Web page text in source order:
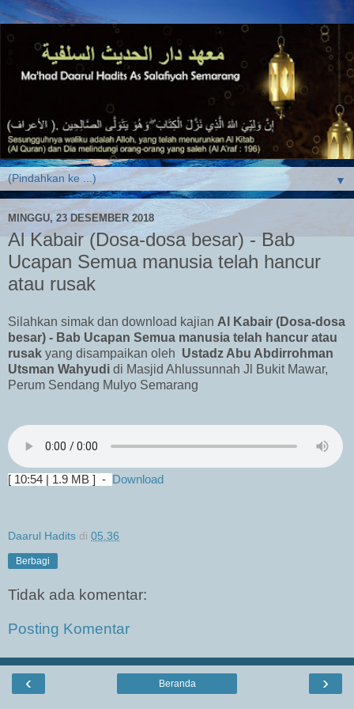
▼
MINGGU, 23 DESEMBER 2018
Al Kabair (Dosa-dosa besar) - Bab
Ucapan Semua manusia telah hancur
atau rusak
Silahkan simak dan download kajian Al Kabair (Dosa-dosa
besar) - Bab Ucapan Semua manusia telah hancur atau
rusak yang disampaikan oleh Ustadz Abu Abdirrohman
Utsman Wahyudi di Masjid Ahlussunnah Jl Bukit Mawar,
Perum Sendang Mulyo Semarang
[ 10:54 | 1.9 MB ] - Download
Daarul Hadits di 05.36
Berbagi
Tidak ada komentar:
Posting Komentar
‹ ›
Beranda